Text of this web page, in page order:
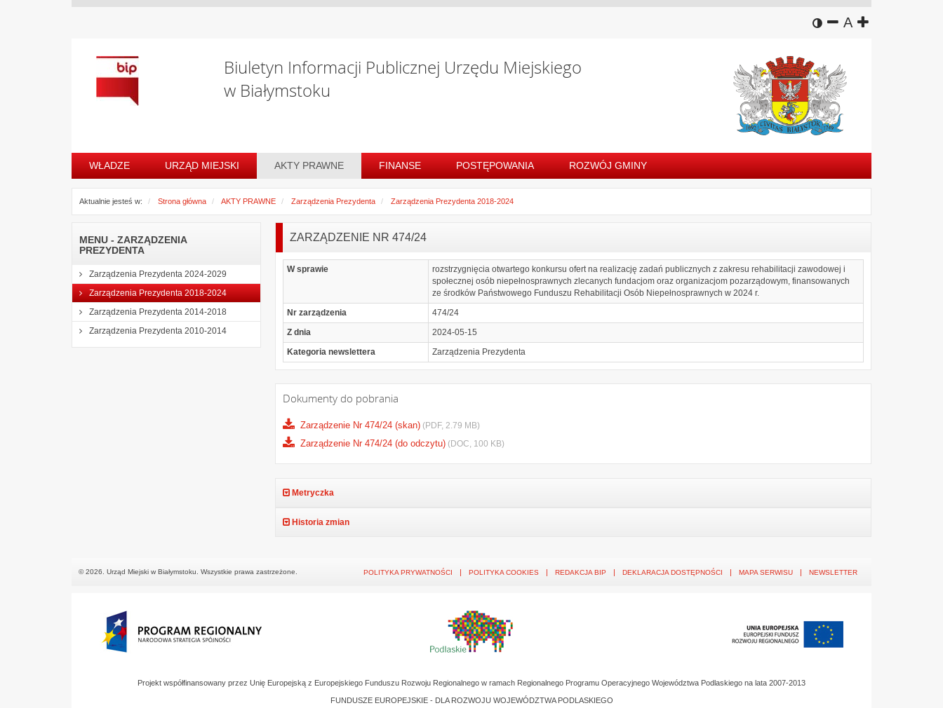
wersja kontrastowa
zmniejsz
Adomyślny
zwiększ
Biuletyn Informacji Publicznej Urzędu Miejskiego
w Białymstoku
WŁADZE URZĄD MIEJSKI AKTY PRAWNE FINANSE POSTĘPOWANIA ROZWÓJ GMINY
Aktualnie jesteś w: Strona główna AKTY PRAWNE Zarządzenia Prezydenta Zarządzenia Prezydenta 2018-2024
MENU - ZARZĄDZENIA
PREZYDENTA
Zarządzenia Prezydenta 2024-2029
Zarządzenia Prezydenta 2018-2024
Zarządzenia Prezydenta 2014-2018
Zarządzenia Prezydenta 2010-2014
ZARZĄDZENIE NR 474/24
W sprawie
rozstrzygnięcia otwartego konkursu ofert na realizację zadań publicznych z zakresu rehabilitacji zawodowej i
społecznej osób niepełnosprawnych zlecanych fundacjom oraz organizacjom pozarządowym, finansowanych
ze środków Państwowego Funduszu Rehabilitacji Osób Niepełnosprawnych w 2024 r.
Nr zarządzenia
474/24
Z dnia
2024-05-15
Kategoria newslettera
Zarządzenia Prezydenta
Dokumenty do pobrania
Zarządzenie Nr 474/24 (skan) (PDF, 2.79 MB)
Zarządzenie Nr 474/24 (do odczytu) (DOC, 100 KB)
Metryczka
Historia zmian
© 2026. Urząd Miejski w Białymstoku. Wszystkie prawa zastrzeżone. POLITYKA PRYWATNOŚCI POLITYKA COOKIES REDAKCJA BIP DEKLARACJA DOSTĘPNOŚCI MAPA SERWISU NEWSLETTER
Projekt współfinansowany przez Unię Europejską z Europejskiego Funduszu Rozwoju Regionalnego w ramach Regionalnego Programu Operacyjnego Województwa Podlaskiego na lata 2007-2013
FUNDUSZE EUROPEJSKIE - DLA ROZWOJU WOJEWÓDZTWA PODLASKIEGO